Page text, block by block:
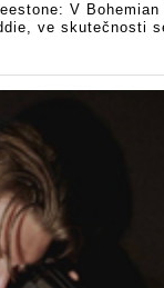
V
ve skutečnosti